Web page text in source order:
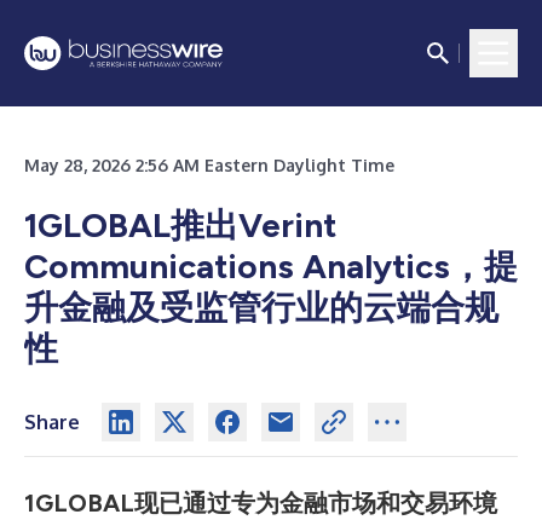
May 28, 2026 2:56 AM Eastern Daylight Time
1GLOBAL推出Verint
Communications Analytics，提
升金融及受监管行业的云端合规
性
Share
1GLOBAL现已通过专为金融市场和交易环境